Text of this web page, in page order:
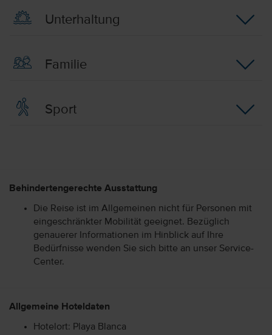
Unterhaltung
Familie
Sport
Behindertengerechte Ausstattung
Die Reise ist im Allgemeinen nicht für Personen mit
eingeschränkter Mobilität geeignet. Bezüglich
genauerer Informationen im Hinblick auf Ihre
Bedürfnisse wenden Sie sich bitte an unser Service-
Center.
Allgemeine Hoteldaten
Hotelort: Playa Blanca